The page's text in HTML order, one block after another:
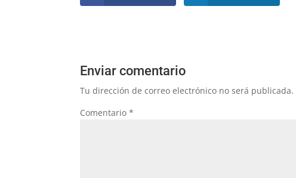
Enviar comentario
Tu dirección de correo electrónico no será publicada.
Comentario*